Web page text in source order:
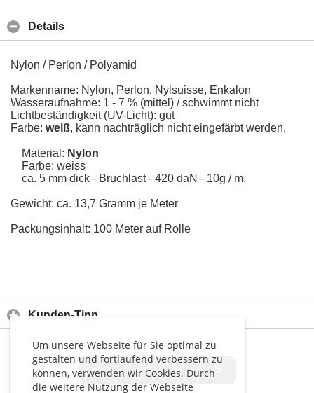
Um unsere Webseite für Sie optimal zu
gestalten und fortlaufend verbessern zu
können, verwenden wir Cookies. Durch
die weitere Nutzung der Webseite
Details
Nylon / Perlon / Polyamid
Markenname: Nylon, Perlon, Nylsuisse, Enkalon
Wasseraufnahme: 1 - 7 % (mittel) / schwimmt nicht
Lichtbeständigkeit (UV-Licht): gut
Farbe: weiß, kann nachträglich nicht eingefärbt werden.
Material: Nylon
Farbe: weiss
ca. 5 mm dick - Bruchlast - 420 daN - 10g / m.
Gewicht: ca. 13,7 Gramm je Meter
Packungsinhalt: 100 Meter auf Rolle
Kunden-Tipp
<< < > >>